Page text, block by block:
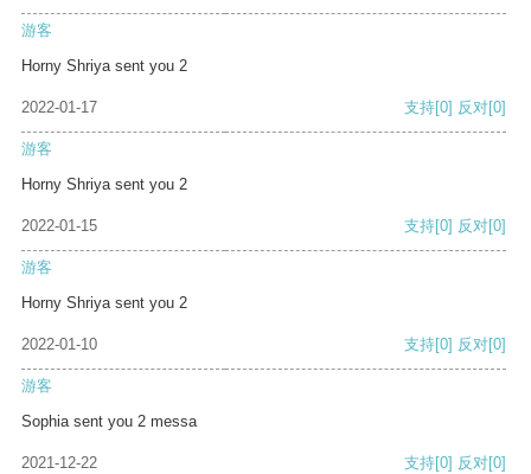
游客
Horny Shriya sent you 2
2022-01-17 支持[0] 反对[0]
游客
Horny Shriya sent you 2
2022-01-15 支持[0] 反对[0]
游客
Horny Shriya sent you 2
2022-01-10 支持[0] 反对[0]
游客
Sophia sent you 2 messa
2021-12-22 支持[0] 反对[0]